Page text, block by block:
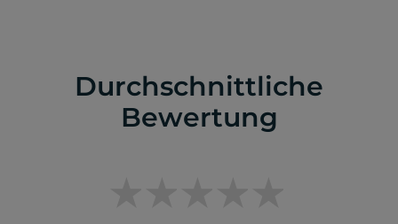
Durchschnittliche
Bewertung